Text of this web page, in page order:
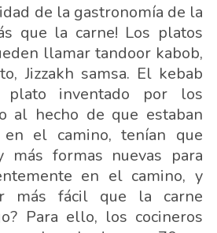
de la gastronomía de la
que la carne! Los platos
llamar tandoor kabob,
Jizzakh samsa. El kebab
inventado por los
al hecho de que estaban
en el camino, tenían que
más formas nuevas para
en el camino, y
más fácil que la carne
Para ello, los cocineros